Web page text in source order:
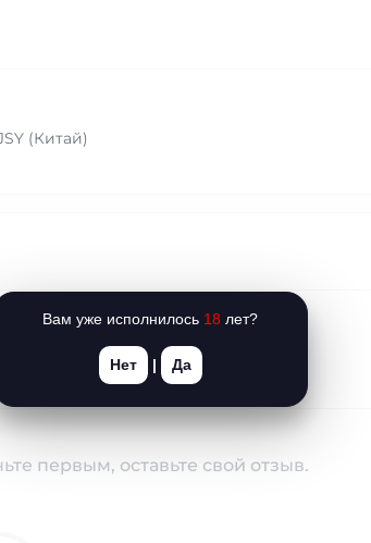
(Китай)
первым, оставьте свой отзыв.
Вам уже исполнилось 18 лет?
Нет | Да